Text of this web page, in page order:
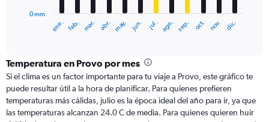
categories.
Range:
12
categories.
The
chart
ene. feb. mar. abr. may. jun. jul. ago. sep. oct. nov. dic.
0 mm
Temperatura en Provo por mes
Si el clima es un factor importante para tu viaje a Provo, este gráfico te
puede resultar útil a la hora de planificar. Para quienes prefieren
temperaturas más cálidas, julio es la época ideal del año para ir, ya que
las temperaturas alcanzan 24.0 C de media. Para quienes quieren huir